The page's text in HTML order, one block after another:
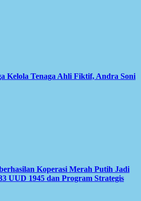
Kelola Tenaga Ahli Fiktif, Andra Soni
Koperasi Merah Putih Jadi
UUD 1945 dan Program Strategis